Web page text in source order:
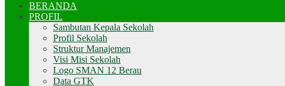
BERANDA
PROFIL
Sambutan Kepala Sekolah
Profil Sekolah
Struktur Manajemen
Visi Misi Sekolah
Logo SMAN 12 Berau
Data GTK